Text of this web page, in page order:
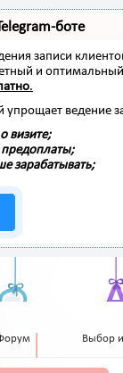
боте
записи
и
.
упрощает ведение
визите;
предоплаты;
зарабатывать;
Выбор